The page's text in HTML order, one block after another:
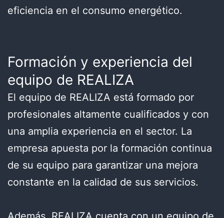
eficiencia en el consumo energético.
Formación y experiencia del
equipo de REALIZA
El equipo de REALIZA está formado por
profesionales altamente cualificados y con
una amplia experiencia en el sector. La
empresa apuesta por la formación continua
de su equipo para garantizar una mejora
constante en la calidad de sus servicios.